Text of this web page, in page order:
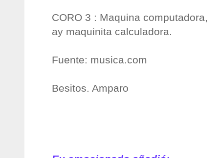
CORO 3 : Maquina computadora,
ay maquinita calculadora.
Fuente: musica.com
Besitos. Amparo